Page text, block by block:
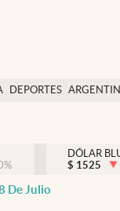
DEPORTES
México
%
DÓLAR
$ 1525
De Julio